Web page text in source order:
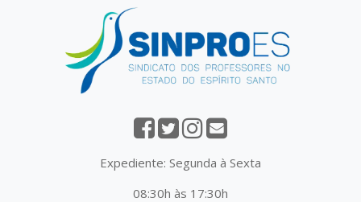
Expediente: Segunda à Sexta
08:30h às 17:30h